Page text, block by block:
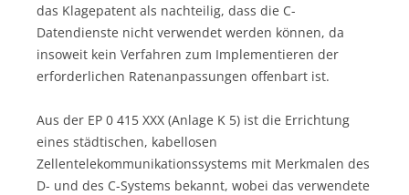
das Klagepatent als nachteilig, dass die C-
Datendienste nicht verwendet werden können, da
insoweit kein Verfahren zum Implementieren der
erforderlichen Ratenanpassungen offenbart ist.
Aus der EP 0 415 XXX (Anlage K 5) ist die Errichtung
eines städtischen, kabellosen
Zellentelekommunikationssystems mit Merkmalen des
D- und des C-Systems bekannt, wobei das verwendete